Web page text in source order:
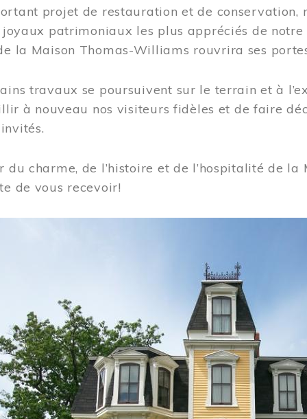
projet de restauration et de conservation,
joyaux patrimoniaux les plus appréciés de
la Maison Thomas-Williams rouvrira ses
travaux se poursuivent sur le terrain et à
à nouveau nos visiteurs fidèles et de faire
du charme, de l’histoire et de l’hospitalité de
de vous recevoir!